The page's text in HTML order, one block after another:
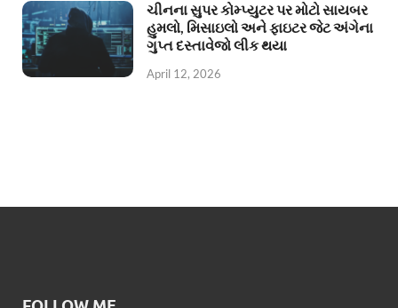
ચીનના સુપર કોમ્પ્યુટર પર મોટો સાયબર
હુમલો, મિસાઇલો અને ફાઇટર જેટ અંગેના
ગુપ્ત દસ્તાવેજો લીક થયા
April 12, 2026